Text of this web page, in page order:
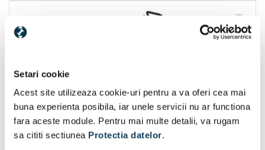
Setari cookie
Acest site utilizeaza cookie-uri pentru a va oferi cea mai
buna experienta posibila, iar unele servicii nu ar functiona
fara aceste module. Pentru mai multe detalii, va rugam
sa cititi sectiunea Protectia datelor.
CU CADOU